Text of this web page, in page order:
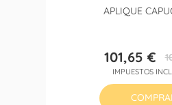
APLIQUE
101,65 €
IMPUESTOS